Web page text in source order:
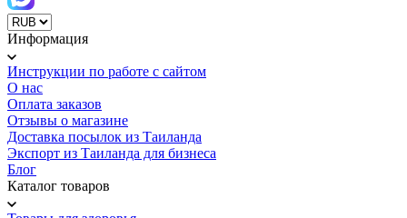
Информация
Инструкции по работе с сайтом
О нас
Оплата заказов
Отзывы о магазине
Доставка посылок из Таиланда
Экспорт из Таиланда для бизнеса
Блог
Каталог товаров